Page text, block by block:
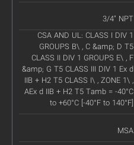
3/4" NPT
CSA AND UL: CLASS I DIV 1
GROUPS B\ , C &amp; D T5
CLASS II DIV 1 GROUPS E\ , F
&amp; G T5 CLASS III DIV 1 Ex d
IIB + H2 T5 CLASS I\ , ZONE 1\ ,
AEx d IIB + H2 T5 Tamb = -40°C
to +60°C [-40°F to 140°F]
MSA